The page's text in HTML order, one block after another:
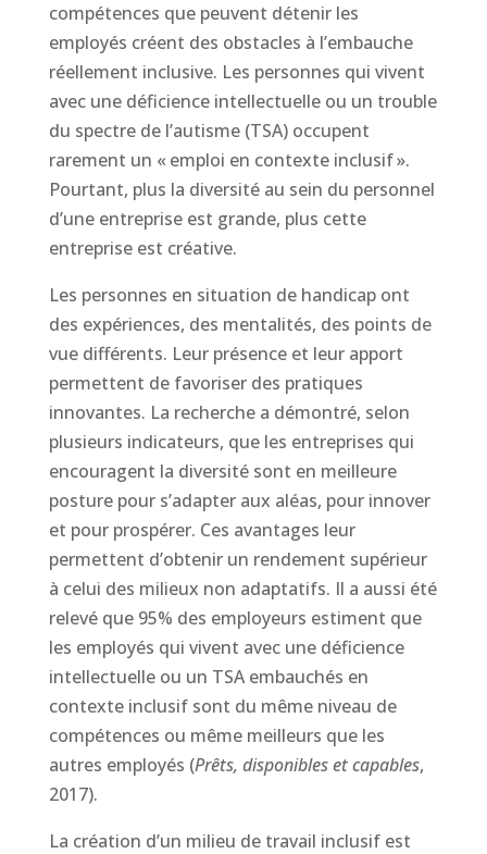
compétences que peuvent détenir les
employés créent des obstacles à l’embauche
réellement inclusive. Les personnes qui vivent
avec une déficience intellectuelle ou un trouble
du spectre de l’autisme (TSA) occupent
rarement un « emploi en contexte inclusif ».
Pourtant, plus la diversité au sein du personnel
d’une entreprise est grande, plus cette
entreprise est créative.
Les personnes en situation de handicap ont
des expériences, des mentalités, des points de
vue différents. Leur présence et leur apport
permettent de favoriser des pratiques
innovantes. La recherche a démontré, selon
plusieurs indicateurs, que les entreprises qui
encouragent la diversité sont en meilleure
posture pour s’adapter aux aléas, pour innover
et pour prospérer. Ces avantages leur
permettent d’obtenir un rendement supérieur
à celui des milieux non adaptatifs. Il a aussi été
relevé que 95% des employeurs estiment que
les employés qui vivent avec une déficience
intellectuelle ou un TSA embauchés en
contexte inclusif sont du même niveau de
compétences ou même meilleurs que les
autres employés (Prêts, disponibles et capables,
2017).
La création d’un milieu de travail inclusif est